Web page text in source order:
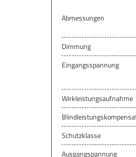
Abmessungen
Dimmung
Eingangsspannung
Wirkleistungsaufnahme
Schutzklasse
Ausgangspannung